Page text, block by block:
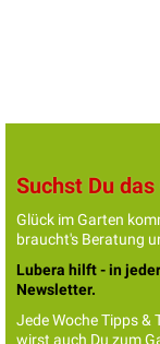
Suchst Du
Glück im Garten
braucht's Beratung
Lubera hilft - in
Newsletter.
Jede Woche Tipps &
wirst auch Du zum